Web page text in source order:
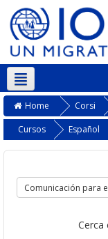
Italiano ‎(it)‎
Home Corsi
Cursos
Español
Cerca